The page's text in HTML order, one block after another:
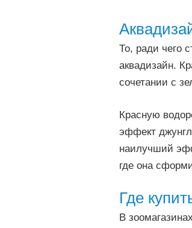
То, ради чего
аквадизайн.
сочетании с
Красную
эффект
наилучший
где она
Где
В